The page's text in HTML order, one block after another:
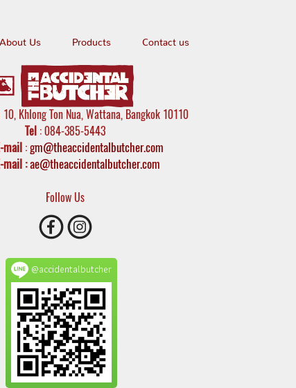
About Us Products Contact us
Khlong Ton Nua, Wattana, Bangkok 10110
Tel : 084-385-5443
:gm@theaccidentalbutcher.com
:ae@theaccidentalbutcher.com
Follow Us
@accidentalbutcher